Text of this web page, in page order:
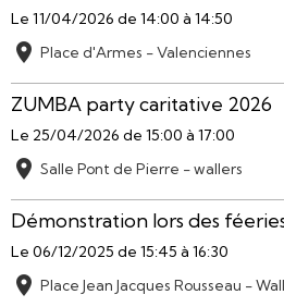
Le 11/04/2026 de 14:00 à 14:50
Place d'Armes - Valenciennes
ZUMBA party caritative 2026
Le 25/04/2026 de 15:00 à 17:00
Salle Pont de Pierre - wallers
Démonstration lors des
Le 06/12/2025 de 15:45 à 16:30
Place Jean Jacques Rousseau -